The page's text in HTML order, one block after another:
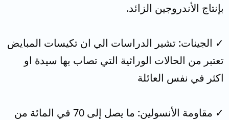
بإنتاج الأندروجين الزائد.
✓ الجينات: تشير الدراسات الي ان تكيسات المبايض
تعتبر من الحالات الوراثية التي تصاب بها سيدة او
اكثر في نفس العائلة
✓ مقاومة الأنسولين: ما يصل إلى 70 في المائة من